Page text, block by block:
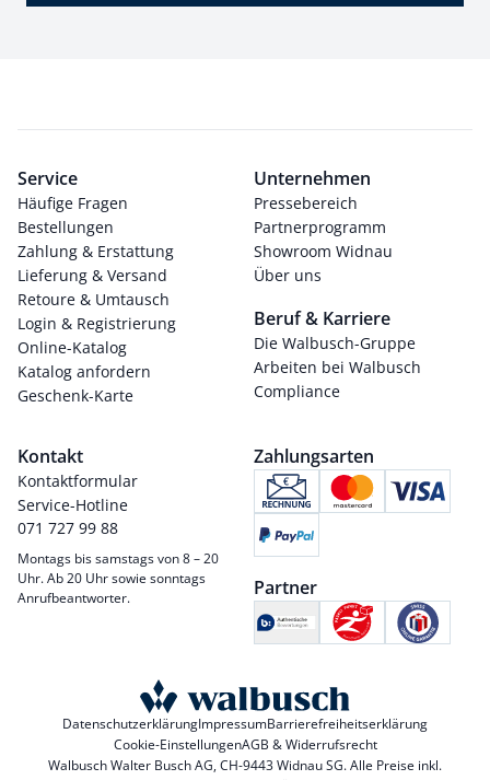
Service
Häufige Fragen
Bestellungen
Zahlung & Erstattung
Lieferung & Versand
Retoure & Umtausch
Login & Registrierung
Online-Katalog
Katalog anfordern
Geschenk-Karte
Unternehmen
Pressebereich
Partnerprogramm
Showroom Widnau
Über uns
Beruf & Karriere
Die Walbusch-Gruppe
Arbeiten bei Walbusch
Compliance
Kontakt
Kontaktformular
Service-Hotline
071 727 99 88
Montags bis samstags von 8 – 20
Uhr. Ab 20 Uhr sowie sonntags
Anrufbeantworter.
Zahlungsarten
Partner
DatenschutzerklärungImpressumBarrierefreiheitserklärung
Cookie-EinstellungenAGB & Widerrufsrecht
Walbusch Walter Busch AG, CH-9443 Widnau SG. Alle Preise inkl.